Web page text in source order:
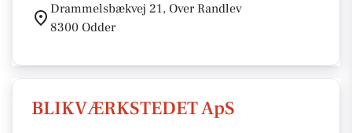
Drammelsbækvej 21, Over Randlev
8300 Odder
BLIKVÆRKSTEDET ApS